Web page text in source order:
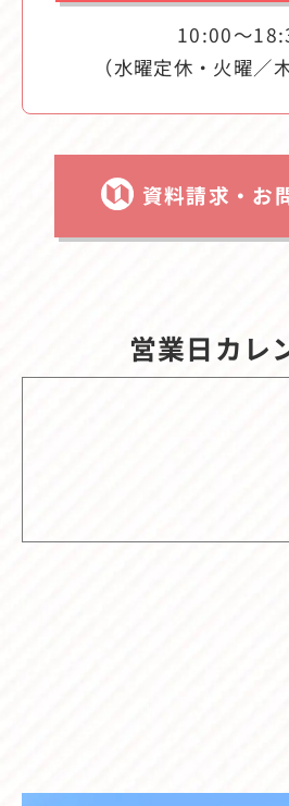
10:00〜
（水曜定休・火曜／
資料請求・お
営業日カレ